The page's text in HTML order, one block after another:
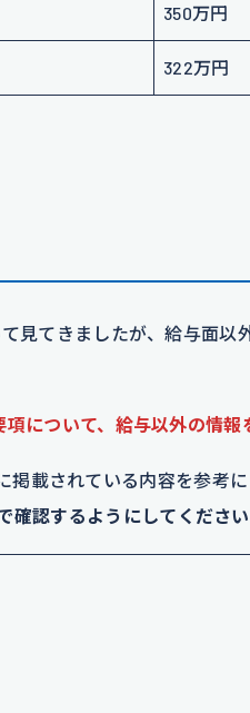
350万円
322万円
見てきましたが、給与面以
について、給与以外の情報
掲載されている内容を参考
確認するようにしてくださ